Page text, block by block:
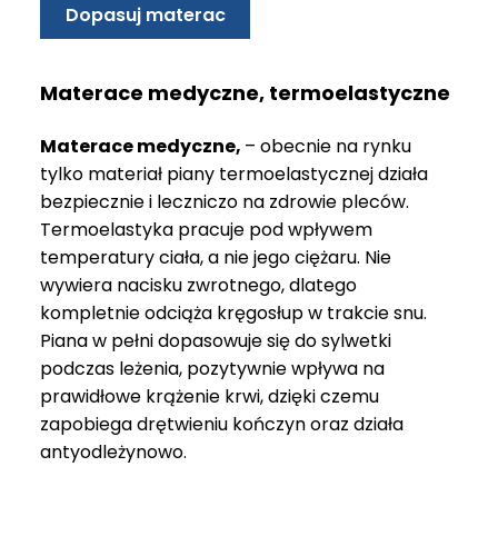
Dopasuj materac
Materace medyczne, termoelastyczne
Materace medyczne, – obecnie na rynku
tylko materiał piany termoelastycznej działa
bezpiecznie i leczniczo na zdrowie pleców.
Termoelastyka pracuje pod wpływem
temperatury ciała, a nie jego ciężaru. Nie
wywiera nacisku zwrotnego, dlatego
kompletnie odciąża kręgosłup w trakcie snu.
Piana w pełni dopasowuje się do sylwetki
podczas leżenia, pozytywnie wpływa na
prawidłowe krążenie krwi, dzięki czemu
zapobiega drętwieniu kończyn oraz działa
antyodleżynowo.